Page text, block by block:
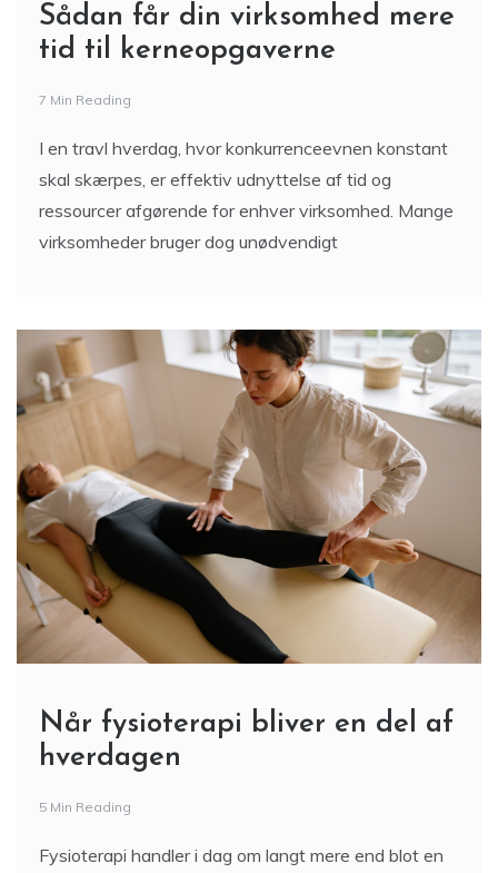
Sådan får din virksomhed mere
tid til kerneopgaverne
7 Min Reading
I en travl hverdag, hvor konkurrenceevnen konstant
skal skærpes, er effektiv udnyttelse af tid og
ressourcer afgørende for enhver virksomhed. Mange
virksomheder bruger dog unødvendigt
Når fysioterapi bliver en del af
hverdagen
5 Min Reading
Fysioterapi handler i dag om langt mere end blot en